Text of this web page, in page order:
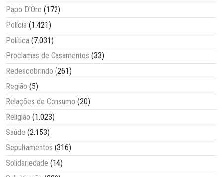
Papo D'Oro (172)
Polícia (1.421)
Política (7.031)
Proclamas de Casamentos (33)
Redescobrindo (261)
Região (5)
Relações de Consumo (20)
Religião (1.023)
Saúde (2.153)
Sepultamentos (316)
Solidariedade (14)